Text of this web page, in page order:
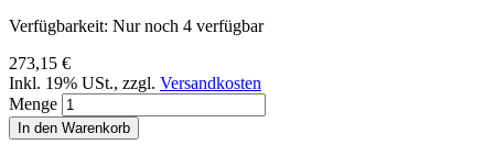
Verfügbarkeit: Nur noch 4 verfügbar
273,15 €
Inkl. 19% USt., zzgl. Versandkosten
Menge
In den Warenkorb